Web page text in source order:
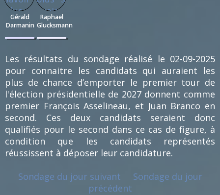
Gérald
Darmanin
1
Raphael
Glucksmann
1
Les résultats du sondage réalisé le 02-09-2025
pour connaitre les candidats qui auraient les
plus de chance d’emporter le premier tour de
l'élection présidentielle de 2027 donnent comme
premier François Asselineau, et Juan Branco en
second. Ces deux candidats seraient donc
qualifiés pour le second dans ce cas de figure, à
condition que les candidats représentés
réussissent à déposer leur candidature.
Sondage du jour suivant
Sondage du jour
précédent